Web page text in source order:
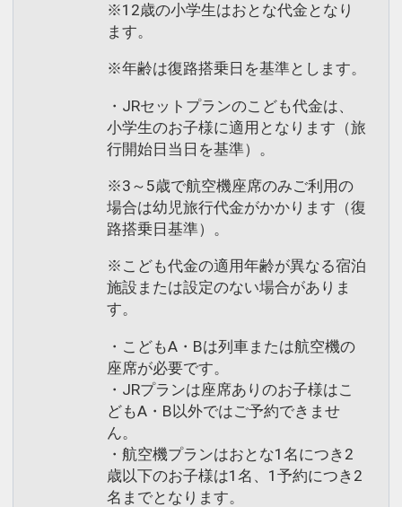
※12歳の小学生はおとな代金となり
ます。
※年齢は復路搭乗日を基準とします。
・JRセットプランのこども代金は、
小学生のお子様に適用となります（旅
行開始日当日を基準）。
※3～5歳で航空機座席のみご利用の
場合は幼児旅行代金がかかります（復
路搭乗日基準）。
※こども代金の適用年齢が異なる宿泊
施設または設定のない場合がありま
す。
・こどもA・Bは列車または航空機の
座席が必要です。
・JRプランは座席ありのお子様はこ
どもA・B以外ではご予約できませ
ん。
・航空機プランはおとな1名につき2
歳以下のお子様は1名、1予約につき2
名までとなります。